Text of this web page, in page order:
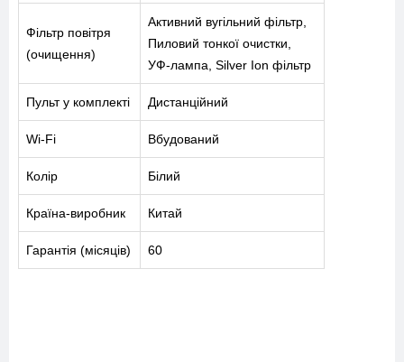
Фільтр повітря
(очищення)
Активний вугільний фільтр,
Пиловий тонкої очистки,
УФ-лампа, Silver Ion фільтр
Пульт у комплекті Дистанційний
Wi-Fi Вбудований
Колір Білий
Країна-виробник Китай
Гарантія (місяців) 60
СПІВПРАЦЯ
+38-097-845-12-79 +38-093-147-27-29